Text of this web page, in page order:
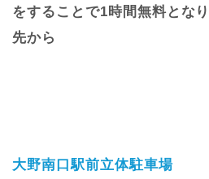
をすることで1時間無料とな
先から
大野南口駅前立体駐車場